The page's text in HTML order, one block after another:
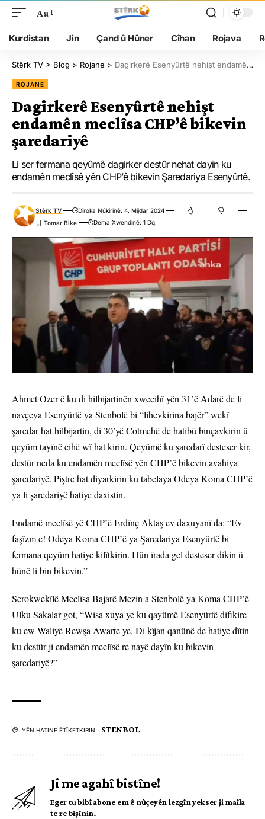
Aa
Kurdistan Jin Çand û Hûner Cîhan Rojava
Stêrk TV > Blog > Rojane > Dagirkerê Esenyûrtê nehişt endamên meclîsa CHP’ê bikevin şaredariyê
ROJANE
Dagirkerê Esenyûrtê nehişt
endamên meclîsa CHP’ê bikevin
şaredariyê
Li ser fermana qeyûmê dagirker destûr nehat dayîn ku
endamên meclîsê yên CHP’ê bikevin Şaredariya Esenyûrtê.
Stêrk TV
Dîroka Nûkirinê: 4. Mijdar 2024
Dema Xwendinê: 1 Dq.
Ahmet Ozer ê ku di hilbijartinên xwecihî yên 31’ê Adarê de li
navçeya Esenyûrtê ya Stenbolê bi “lihevkirina bajêr” wekî
şaredar hat hilbijartin, di 30’yê Cotmehê de hatibû binçavkirin û
qeyûm tayînê cihê wî hat kirin. Qeyûmê ku şaredarî desteser kir,
destûr neda ku endamên meclîsê yên CHP’ê bikevin avahiya
şaredariyê. Piştre hat diyarkirin ku tabelaya Odeya Koma CHP’ê
ya li şaredariyê hatiye daxistin.
Endamê meclîsê yê CHP’ê Erdînç Aktaş ev daxuyanî da: “Ev
faşîzm e! Odeya Koma CHP’ê ya Şaredariya Esenyûrtê bi
fermana qeyûm hatiye kilîtkirin. Hûn îrada gel desteser dikin û
hûnê li bin bikevin.”
Serokwekîlê Meclîsa Bajarê Mezin a Stenbolê ya Koma CHP’ê
Ulku Sakalar got, “Wisa xuya ye ku qayûmê Esenyûrtê difikire
ku ew Waliyê Rewşa Awarte ye. Di kîjan qanûnê de hatiye dîtin
ku destûr ji endamên meclîsê re nayê dayîn ku bikevin
şaredariyê?”
YÊN HATINE ÊTÎKETKIRIN STENBOL
Ji me agahî bistîne!
Eger tu bibî abone em ê nûçeyên lezgîn yekser ji maîla
te re bişînin.